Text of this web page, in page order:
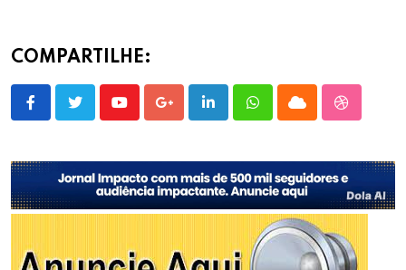
COMPARTILHE:
YoutubeGoogle+LinkedInWhatsappCloud